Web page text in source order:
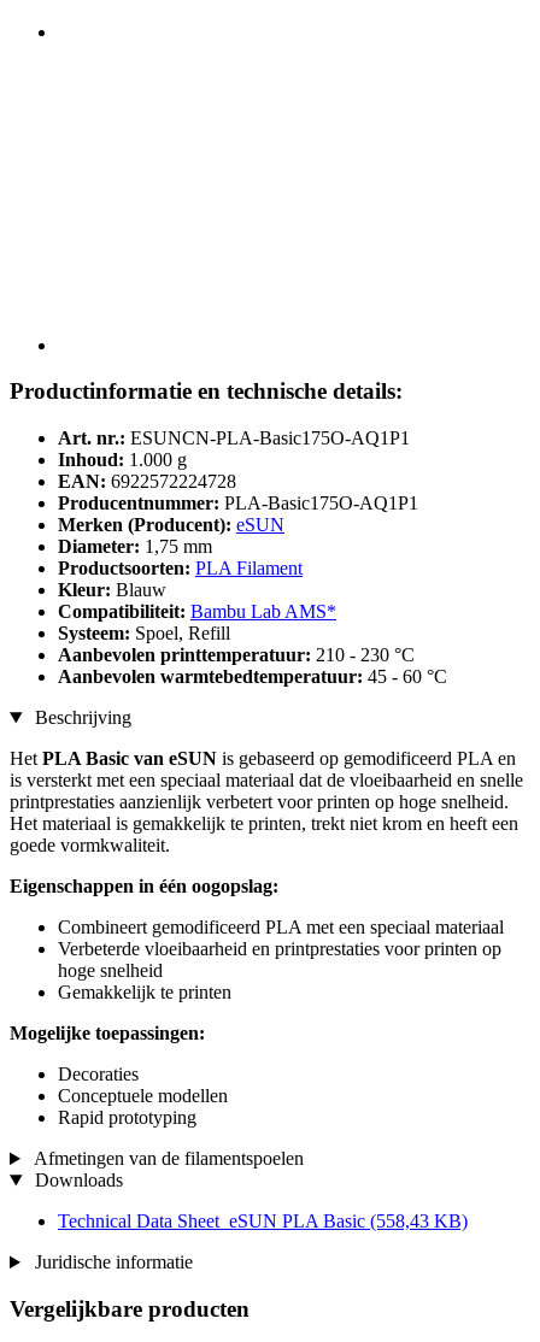
Productinformatie en technische details:
Art. nr.: ESUNCN-PLA-Basic175O-AQ1P1
Inhoud: 1.000 g
EAN: 6922572224728
Producentnummer: PLA-Basic175O-AQ1P1
Merken (Producent): eSUN
Diameter: 1,75 mm
Productsoorten: PLA Filament
Kleur: Blauw
Compatibiliteit: Bambu Lab AMS*
Systeem: Spoel, Refill
Aanbevolen printtemperatuur: 210 - 230 °C
Aanbevolen warmtebedtemperatuur: 45 - 60 °C
Beschrijving
Het PLA Basic van eSUN is gebaseerd op gemodificeerd PLA en
is versterkt met een speciaal materiaal dat de vloeibaarheid en snelle
printprestaties aanzienlijk verbetert voor printen op hoge snelheid.
Het materiaal is gemakkelijk te printen, trekt niet krom en heeft een
goede vormkwaliteit.
Eigenschappen in één oogopslag:
Combineert gemodificeerd PLA met een speciaal materiaal
Verbeterde vloeibaarheid en printprestaties voor printen op
hoge snelheid
Gemakkelijk te printen
Mogelijke toepassingen:
Decoraties
Conceptuele modellen
Rapid prototyping
Afmetingen van de filamentspoelen
Downloads
Technical Data Sheet_eSUN PLA Basic (558,43 KB)
Juridische informatie
Vergelijkbare producten